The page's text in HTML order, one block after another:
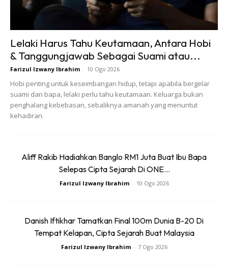
3. Jangan marah anak sampai tak ingat dunia
Jika hendak menegur anak, jangan sampai sanggup
memukul anak. Anak perlukan sokongan dan juga kasih
sayang. Memang anak lebih takutkan ayah berbanding
Lelaki Harus Tahu Keutamaan, Antara Hobi
& Tanggungjawab Sebagai Suami atau...
Farizul Izwany Ibrahim - 10 Ogo 2026
Hobi penting untuk keseimbangan hidup, tetapi apabila bergelar
suami dan bapa, lelaki perlu tahu keutamaan. Keluarga bukan
penghalang kebebasan, sebaliknya amanah yang menuntut
kehadiran.
Aliff Rakib Hadiahkan Banglo RM1 Juta Buat Ibu Bapa
Selepas Cipta Sejarah Di ONE...
Farizul Izwany Ibrahim - 10 Ogo 2026
Danish Iftikhar Tamatkan Final 100m Dunia B-20 Di
Tempat Kelapan, Cipta Sejarah Buat Malaysia
Farizul Izwany Ibrahim - 7 Ogo 2026